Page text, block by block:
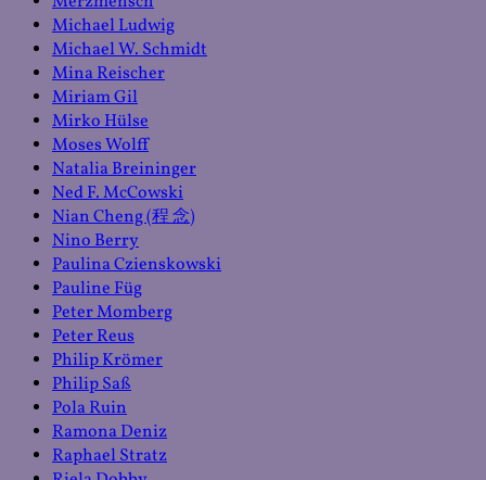
Michael Ludwig
Michael W. Schmidt
Mina Reischer
Miriam Gil
Mirko Hülse
Moses Wolff
Natalia Breininger
Ned F. McCowski
Nian Cheng (程 念)
Nino Berry
Paulina Czienskowski
Pauline Füg
Peter Momberg
Peter Reus
Philip Krömer
Philip Saß
Pola Ruin
Ramona Deniz
Raphael Stratz